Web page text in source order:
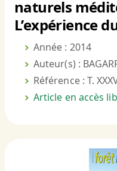
naturels
L’expérience
Année : 2014
Auteur(s) :
Référence : T.
Article en accès